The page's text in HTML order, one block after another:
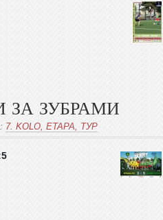
ЗА ЗУБРАМИ
7. KOLO, ETAPA, ТУР